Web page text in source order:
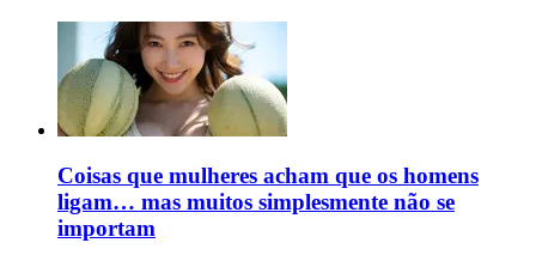
Coisas que mulheres acham que os homens
ligam… mas muitos simplesmente não se
importam